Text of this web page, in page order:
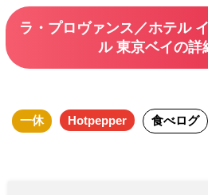
白ワイン、赤
ジンカクテル
ロン茶、ジンジャー
ト・アート・
ラ・プロヴァンス／ホテル
ル 東京ベイの詳
一休 Hotpepper 食べログ